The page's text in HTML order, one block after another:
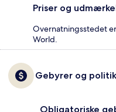
Priser og
Overnatningsstedet
World.
Gebyrer og
Obligatoriske